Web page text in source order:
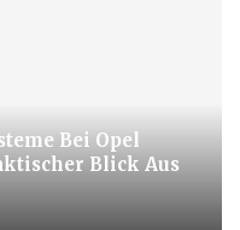
Bei Opel
Blick Aus